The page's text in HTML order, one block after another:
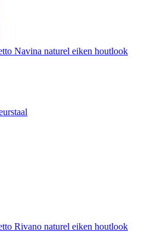
Navina naturel eiken houtlook
Rivano naturel eiken houtlook